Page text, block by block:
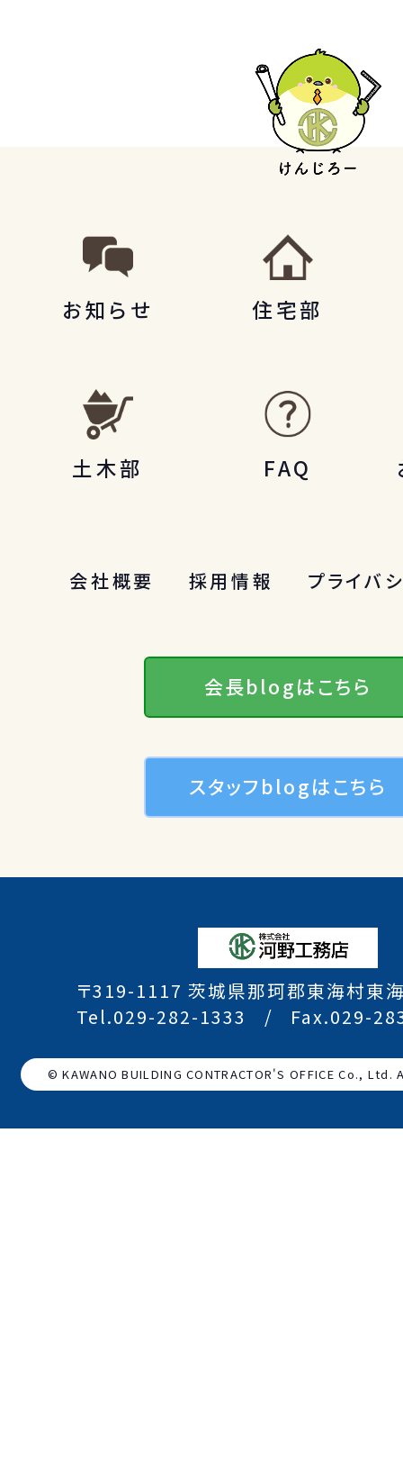
お知らせ 住宅部
土木部 FAQ
会社概要 採用情報 プライバ
会長blogはこちら
スタッフblogはこちら
〒319-1117 茨城県那珂郡東海村東
Tel.029-282-1333
Fax.029-
© KAWANO BUILDING CONTRACTOR'S OFFICE Co.,